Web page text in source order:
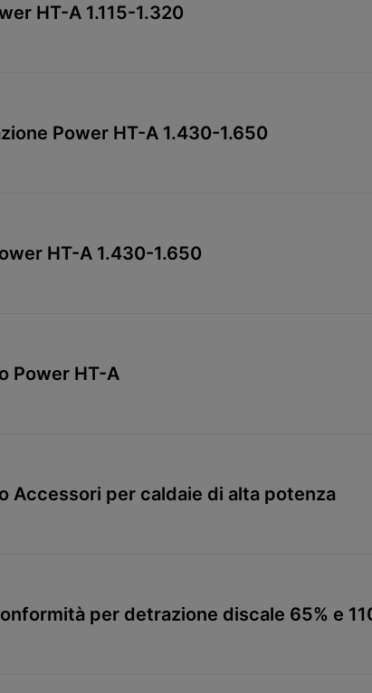
HT-A 1.115-1.320
Power HT-A 1.430-1.650
HT-A 1.430-1.650
Power HT-A
Accessori per caldaie di alta potenza
per detrazione discale 65% e